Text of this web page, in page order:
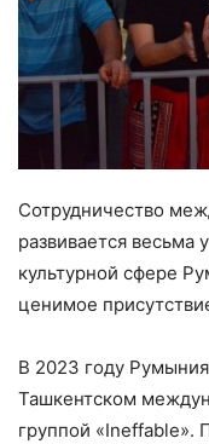
Сотрудничество
развивается весьма
культурной сфере
ценимое
В 2023 году
Ташкентском
группой «Ineffable».